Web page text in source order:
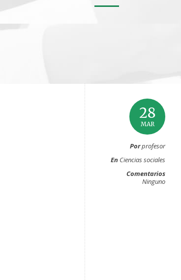
28
MAR
Porprofesor
En Ciencias sociales
Comentarios
Ninguno